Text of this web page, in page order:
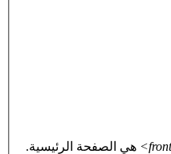
هي الصفحة الرئيسية.